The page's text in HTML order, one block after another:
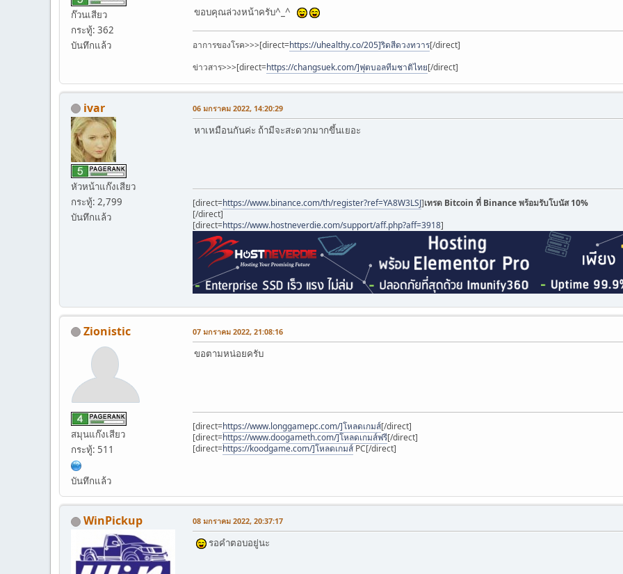
ก๊วนเสียว
กระทู้: 362
บันทึกแล้ว
ขอบคุณล่วงหน้าครับ^_^
อาการของโรค>>>[direct=https://uhealthy.co/205]ริดสีดวงทวาร[/direct]
ข่าวสาร>>>[direct=https://changsuek.com/]ฟุตบอลทีมชาติไทย[/direct]
ivar
หัวหน้าแก๊งเสียว
กระทู้: 2,799
บันทึกแล้ว
06 มกราคม 2022, 14:20:29
หาเหมือนกันค่ะ ถ้ามีจะสะดวกมากขึ้นเยอะ
[direct=https://www.binance.com/th/register?ref=YA8W3LSJ]เทรด Bitcoin ที่ Binance พร้อมรับโบนัส 10%
[/direct]
[direct=https://www.hostneverdie.com/support/aff.php?aff=3918]
Zionistic
สมุนแก๊งเสียว
กระทู้: 511
บันทึกแล้ว
07 มกราคม 2022, 21:08:16
ขอตามหน่อยครับ
[direct=https://www.longgamepc.com/]โหลดเกมส์[/direct]
[direct=https://www.doogameth.com/]โหลดเกมส์ฟรี[/direct]
[direct=https://koodgame.com/]โหลดเกมส์ PC[/direct]
WinPickup 08 มกราคม 2022, 20:37:17
รอคำตอบอยู่นะ